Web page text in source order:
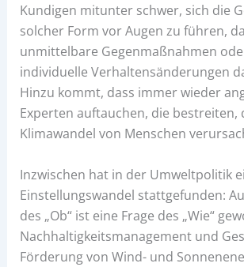
Kundigen mitunter schwer, sich die
solcher Form vor Augen zu führen,
unmittelbare Gegenmaßnahmen
individuelle Verhaltensänderungen
Hinzu kommt, dass immer wieder
Experten auftauchen, die bestreiten,
Klimawandel von Menschen
Inzwischen hat in der Umweltpolitik
Einstellungswandel stattgefunden:
des „Ob“ ist eine Frage des „Wie“
Nachhaltigkeitsmanagement und
Förderung von Wind- und